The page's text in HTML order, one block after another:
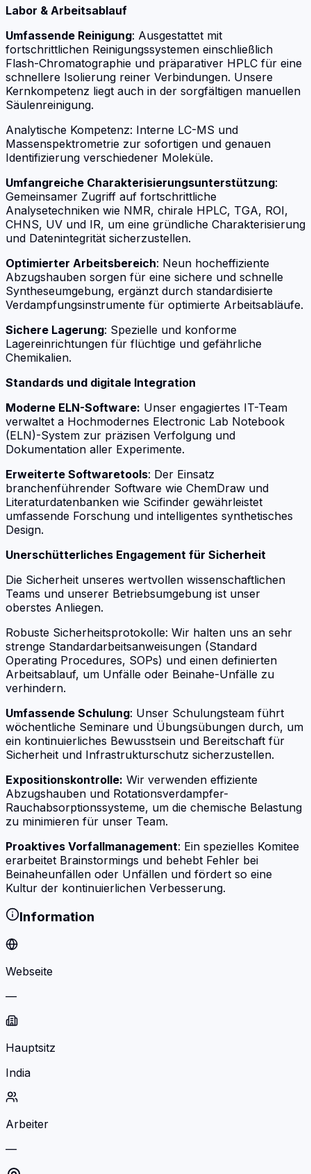
Labor & Arbeitsablauf
Umfassende Reinigung: Ausgestattet mit
fortschrittlichen Reinigungssystemen einschließlich
Flash-Chromatographie und präparativer HPLC für eine
schnellere Isolierung reiner Verbindungen. Unsere
Kernkompetenz liegt auch in der sorgfältigen manuellen
Säulenreinigung.
Analytische Kompetenz: Interne LC-MS und
Massenspektrometrie zur sofortigen und genauen
Identifizierung verschiedener Moleküle.
Umfangreiche Charakterisierungsunterstützung:
Gemeinsamer Zugriff auf fortschrittliche
Analysetechniken wie NMR, chirale HPLC, TGA, ROI,
CHNS, UV und IR, um eine gründliche Charakterisierung
und Datenintegrität sicherzustellen.
Optimierter Arbeitsbereich: Neun hocheffiziente
Abzugshauben sorgen für eine sichere und schnelle
Syntheseumgebung, ergänzt durch standardisierte
Verdampfungsinstrumente für optimierte Arbeitsabläufe.
Sichere Lagerung: Spezielle und konforme
Lagereinrichtungen für flüchtige und gefährliche
Chemikalien.
Standards und digitale Integration
Moderne ELN-Software: Unser engagiertes IT-Team
verwaltet a Hochmodernes Electronic Lab Notebook
(ELN)-System zur präzisen Verfolgung und
Dokumentation aller Experimente.
Erweiterte Softwaretools: Der Einsatz
branchenführender Software wie ChemDraw und
Literaturdatenbanken wie Scifinder gewährleistet
umfassende Forschung und intelligentes synthetisches
Design.
Unerschütterliches Engagement für Sicherheit
Die Sicherheit unseres wertvollen wissenschaftlichen
Teams und unserer Betriebsumgebung ist unser
oberstes Anliegen.
Robuste Sicherheitsprotokolle: Wir halten uns an sehr
strenge Standardarbeitsanweisungen (Standard
Operating Procedures, SOPs) und einen definierten
Arbeitsablauf, um Unfälle oder Beinahe-Unfälle zu
verhindern.
Umfassende Schulung: Unser Schulungsteam führt
wöchentliche Seminare und Übungsübungen durch, um
ein kontinuierliches Bewusstsein und Bereitschaft für
Sicherheit und Infrastrukturschutz sicherzustellen.
Expositionskontrolle: Wir verwenden effiziente
Abzugshauben und Rotationsverdampfer-
Rauchabsorptionssysteme, um die chemische Belastung
zu minimieren für unser Team.
Proaktives Vorfallmanagement: Ein spezielles Komitee
erarbeitet Brainstormings und behebt Fehler bei
Beinaheunfällen oder Unfällen und fördert so eine
Kultur der kontinuierlichen Verbesserung.
Information
Webseite
—
Hauptsitz
India
Arbeiter
—